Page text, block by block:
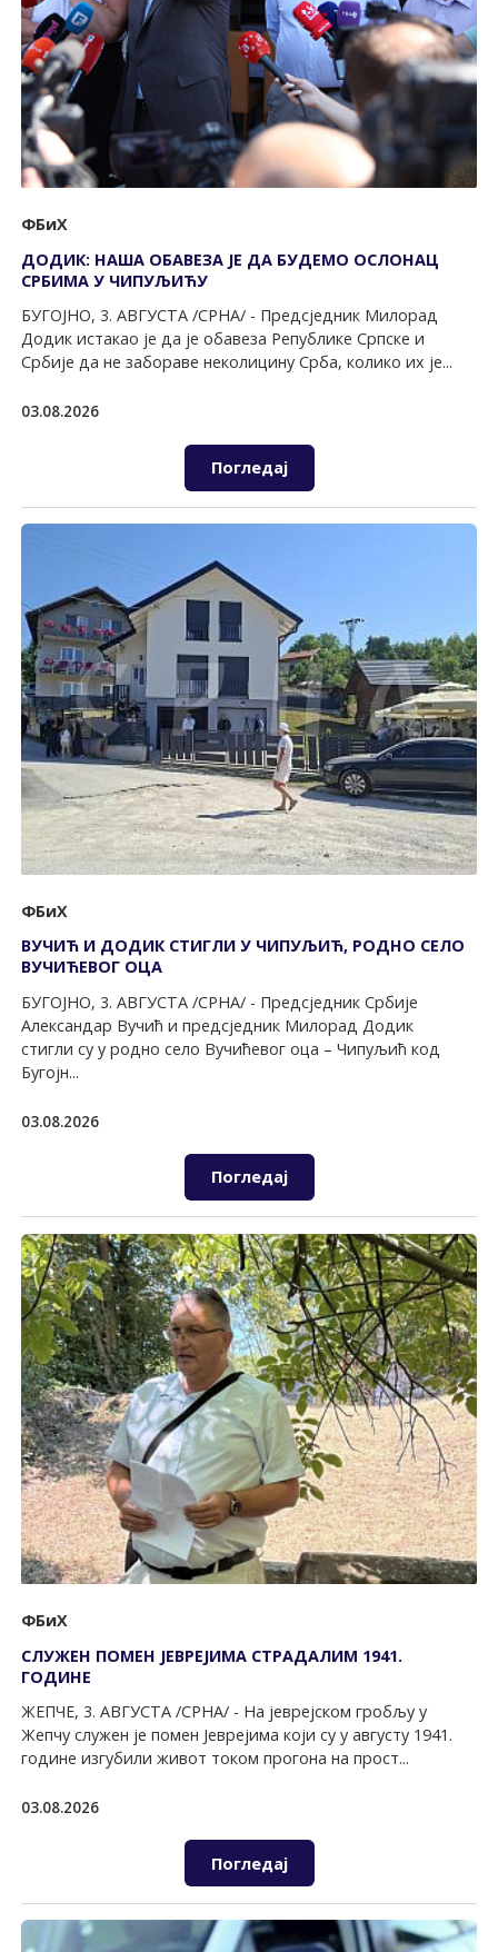
ФБиХ
ДОДИК: НАША ОБАВЕЗА ЈЕ ДА БУДЕМО ОСЛОНАЦ
СРБИМА У ЧИПУЉИЋУ
БУГОЈНО, 3. АВГУСТА /СРНА/ - Предсједник Милорад
Додик истакао је да је обавеза Републике Српске и
Србије да не забораве неколицину Срба, колико их је...
03.08.2026
Погледај
ФБиХ
ВУЧИЋ И ДОДИК СТИГЛИ У ЧИПУЉИЋ, РОДНО СЕЛО
ВУЧИЋЕВОГ ОЦА
БУГОЈНО, 3. АВГУСТА /СРНА/ - Предсједник Србије
Александар Вучић и предсједник Милорад Додик
стигли су у родно село Вучићевог оца – Чипуљић код
Бугојн...
03.08.2026
Погледај
ФБиХ
СЛУЖЕН ПОМЕН ЈЕВРЕЈИМА СТРАДАЛИМ 1941.
ГОДИНЕ
ЖЕПЧЕ, 3. АВГУСТА /СРНА/ - На јеврејском гробљу у
Жепчу служен је помен Јеврејима који су у августу 1941.
године изгубили живот током прогона на прост...
03.08.2026
Погледај